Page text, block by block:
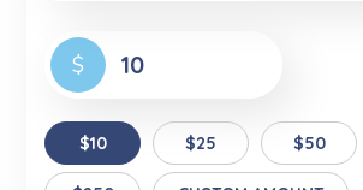
$
$10 $25 $50